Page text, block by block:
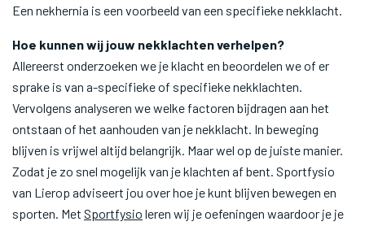
Een nekhernia is een voorbeeld van een specifieke nekklacht.
Hoe kunnen wij jouw nekklachten verhelpen?
Allereerst onderzoeken we je klacht en beoordelen we of er
sprake is van a-specifieke of specifieke nekklachten.
Vervolgens analyseren we welke factoren bijdragen aan het
ontstaan of het aanhouden van je nekklacht. In beweging
blijven is vrijwel altijd belangrijk. Maar wel op de juiste manier.
Zodat je zo snel mogelijk van je klachten af bent. Sportfysio
van Lierop adviseert jou over hoe je kunt blijven bewegen en
sporten. Met Sportfysio leren wij je oefeningen waardoor je je